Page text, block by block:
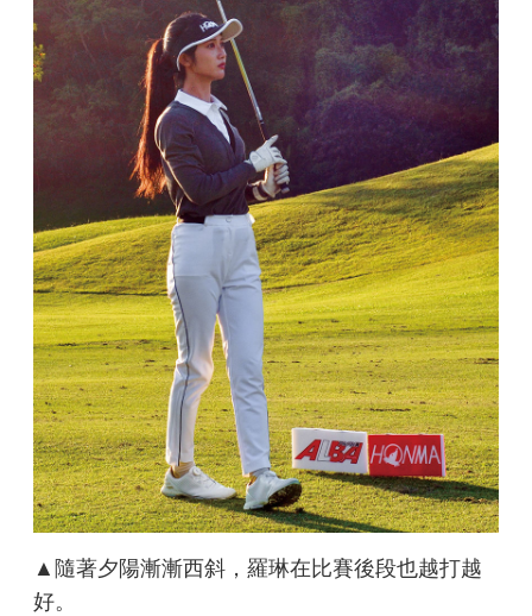
▲隨著夕陽漸漸西斜，羅琳在比賽後段也越打越
好。